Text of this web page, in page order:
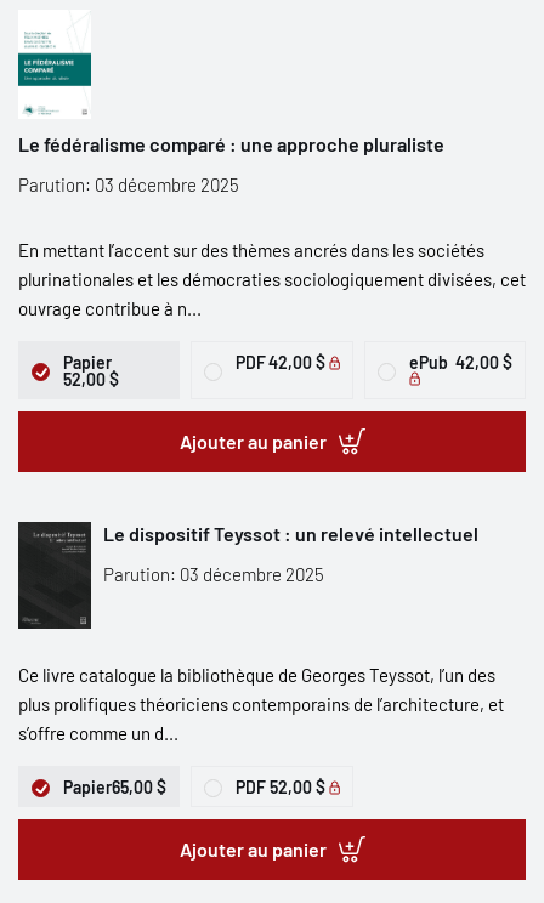
Le fédéralisme comparé : une approche pluraliste
Parution: 03 décembre 2025
En mettant l’accent sur des thèmes ancrés dans les sociétés
plurinationales et les démocraties sociologiquement divisées, cet
ouvrage contribue à n...
Papier
52,00 $
PDF42,00 $ ePub 42,00 $
Ajouter au panier
Le dispositif Teyssot : un relevé intellectuel
Parution: 03 décembre 2025
Ce livre catalogue la bibliothèque de Georges Teyssot, l’un des
plus prolifiques théoriciens contemporains de l’architecture, et
s’offre comme un d...
Papier65,00 $ PDF52,00 $
Ajouter au panier